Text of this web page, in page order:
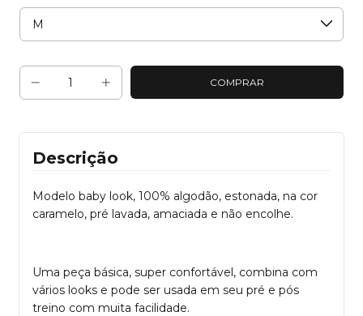
Descrição
Modelo baby look, 100% algodão, estonada, na cor
caramelo, pré lavada, amaciada e não encolhe.
Uma peça básica, super confortável, combina com
vários looks e pode ser usada em seu pré e pós
treino com muita facilidade.